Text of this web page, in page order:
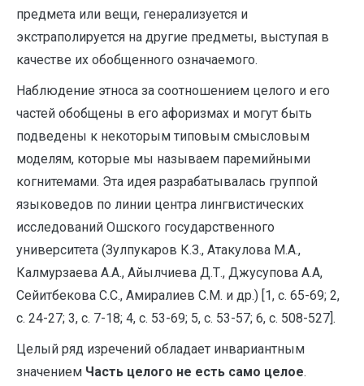
предмета или вещи, генерализуется и
экстраполируется на другие предметы, выступая в
качестве их обобщенного означаемого.
Наблюдение этноса за соотношением целого и его
частей обобщены в его афоризмах и могут быть
подведены к некоторым типовым смысловым
моделям, которые мы называем паремийными
когнитемами. Эта идея разрабатывалась группой
языковедов по линии центра лингвистических
исследований Ошского государственного
университета (Зулпукаров К.З., Атакулова М.А.,
Калмурзаева А.А., Айылчиева Д.Т., Джусупова А.А,
Сейитбекова С.С., Амиралиев С.М. и др.) [1, с. 65-69; 2,
с. 24-27; 3, с. 7-18; 4, с. 53-69; 5, с. 53-57; 6, с. 508-527].
Целый ряд изречений обладает инвариантным
значением Часть целого не есть само целое.